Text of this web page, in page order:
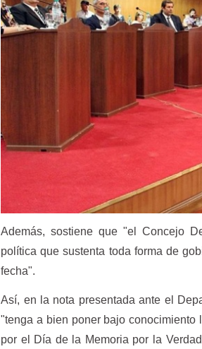
Además, sostiene que "el Concejo
política que sustenta toda forma de
fecha".
Así, en la nota presentada ante el
"tenga a bien poner bajo conocimiento
por el Día de la Memoria por la